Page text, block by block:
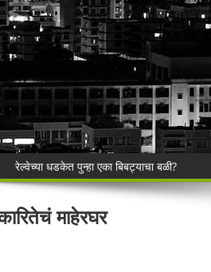
टॉवर टेकडीच्या जंगलात रंगला जुगाराचा डाव;
रेशनमधील गव्हाऐवजी मका; दळून मिळत नसल्याने
सिंदेवाही पोलिसांची धडक कारवाई; २५ अल्पवयीन
शेगाव पोलीस यांचा गर्भपात प्रकरणातील बोगस
माहेरघर